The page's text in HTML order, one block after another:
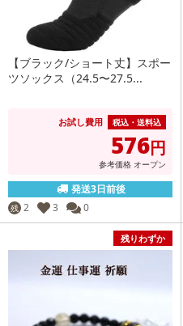
【ブラック/ショート丈】スポー
ツソックス（24.5〜27.5...
お試し費用 税込・送料込
576円
参考価格 オープン
発送3日前後
残 2 3 0
残りわずか